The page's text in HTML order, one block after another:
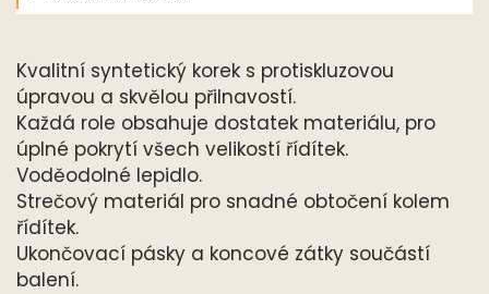
Kvalitní syntetický korek s protiskluzovou
úpravou a skvělou přilnavostí.
Každá role obsahuje dostatek materiálu, pro
úplné pokrytí všech velikostí řídítek.
Voděodolné lepidlo.
Strečový materiál pro snadné obtočení kolem
řídítek.
Ukončovací pásky a koncové zátky součástí
balení.